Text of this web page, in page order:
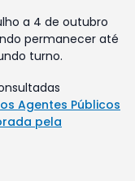
a 4 de outubro
permanecer até
turno.
Agentes Públicos
pela